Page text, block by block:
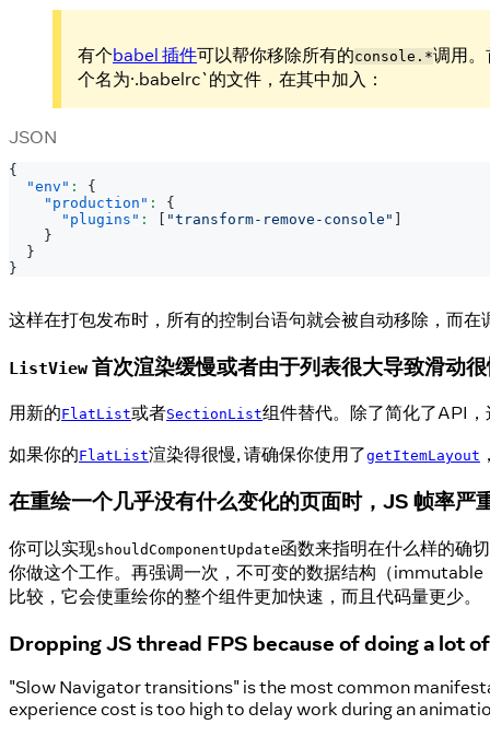
有个babel 插件可以帮你移除所有的console.*调用
个名为·.babelrc`的文件，在其中加入：
JSON
{
"env" :
{
"production" :
{
"plugins" : "transform-remove-console"
}
}
}
这样在打包发布时，所有的控制台语句就会被自动移除，而
ListView 首次渲染缓慢或者由于列表很大导致滑动
用新的FlatList或者SectionList组件替代。除了简化了API
如果你的FlatList渲染得很慢, 请确保你使用了getItemLayout
在重绘一个几乎没有什么变化的页面时，JS 帧率严
你可以实现shouldComponentUpdate函数来指明在什么样的确
你做这个工作。再强调一次，不可变的数据结构（
比较，它会使重绘你的整个组件更加快速，而且代码量更少。
Dropping JS thread FPS because of doing a lot
"Slow Navigator transitions" is the most common
experience cost is too high to delay work during an